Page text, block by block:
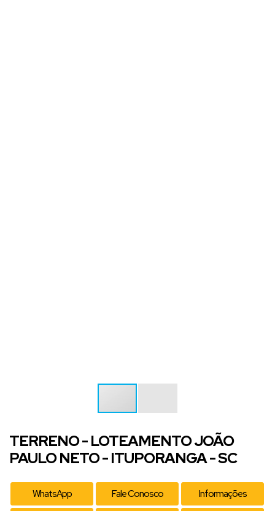
TERRENO - LOTEAMENTO JOÃO
PAULO NETO - ITUPORANGA - SC
WhatsApp Fale Conosco Informações